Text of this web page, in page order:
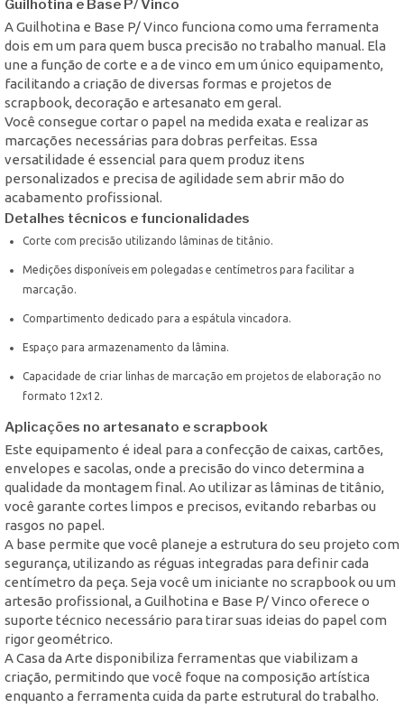
Guilhotina e Base P/ Vinco
A Guilhotina e Base P/ Vinco funciona como uma ferramenta
dois em um para quem busca precisão no trabalho manual. Ela
une a função de corte e a de vinco em um único equipamento,
facilitando a criação de diversas formas e projetos de
scrapbook, decoração e artesanato em geral.
Você consegue cortar o papel na medida exata e realizar as
marcações necessárias para dobras perfeitas. Essa
versatilidade é essencial para quem produz itens
personalizados e precisa de agilidade sem abrir mão do
acabamento profissional.
Detalhes técnicos e funcionalidades
Corte com precisão utilizando lâminas de titânio.
Medições disponíveis em polegadas e centímetros para facilitar a
marcação.
Compartimento dedicado para a espátula vincadora.
Espaço para armazenamento da lâmina.
Capacidade de criar linhas de marcação em projetos de elaboração no
formato 12x12.
Aplicações no artesanato e scrapbook
Este equipamento é ideal para a confecção de caixas, cartões,
envelopes e sacolas, onde a precisão do vinco determina a
qualidade da montagem final. Ao utilizar as lâminas de titânio,
você garante cortes limpos e precisos, evitando rebarbas ou
rasgos no papel.
A base permite que você planeje a estrutura do seu projeto com
segurança, utilizando as réguas integradas para definir cada
centímetro da peça. Seja você um iniciante no scrapbook ou um
artesão profissional, a Guilhotina e Base P/ Vinco oferece o
suporte técnico necessário para tirar suas ideias do papel com
rigor geométrico.
A Casa da Arte disponibiliza ferramentas que viabilizam a
criação, permitindo que você foque na composição artística
enquanto a ferramenta cuida da parte estrutural do trabalho.